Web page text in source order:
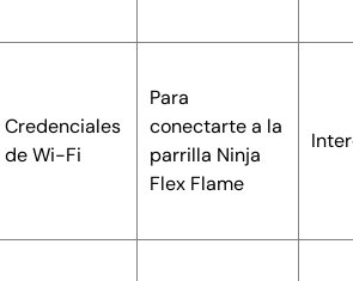
Credenciales
de Wi-Fi
Para
conectarte a la
parrilla Ninja
Flex Flame